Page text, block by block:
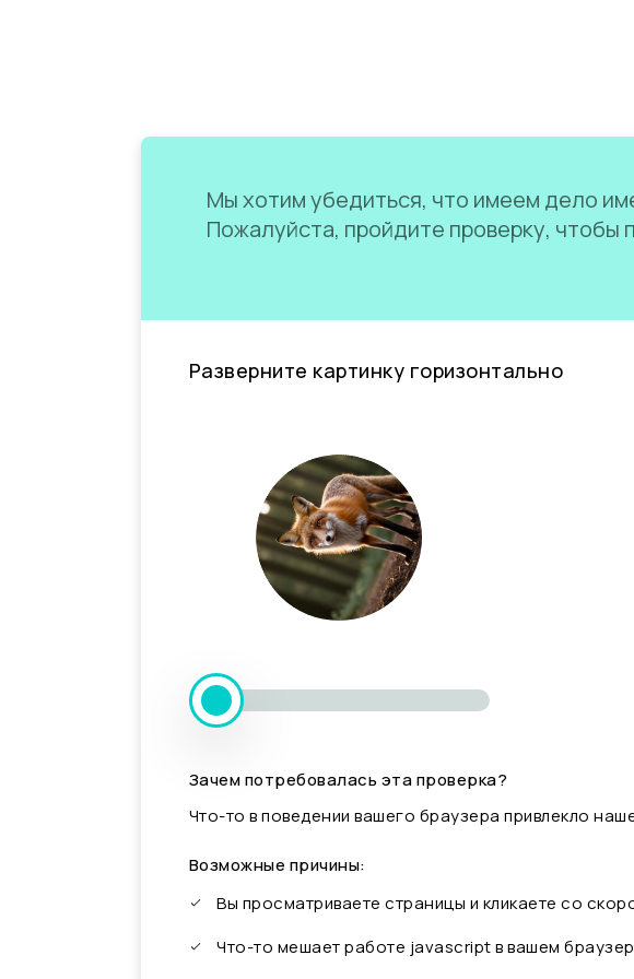
Мы хотим убедиться, что имеем дело
Пожалуйста, пройдите проверку, чтобы
Разверните картинку горизонтально
Зачем потребовалась эта проверка?
Что-то в поведении вашего браузера привлекло
Возможные причины:
Вы просматриваете страницы и кликаете со
Что-то мешает работе javascript в вашем